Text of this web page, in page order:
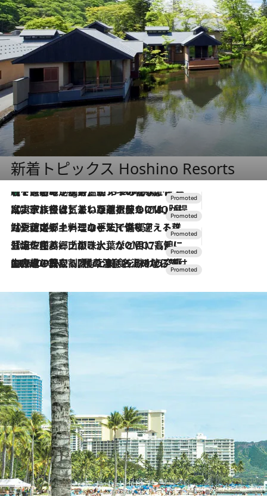
新着トピックス Hoshino Resorts
11 Hours Ago
【トンボの足水浴】ヒノキの香りに包まれて涼感マックス！約13℃の湧水かけ流しを避暑地「星野温泉 トンボの湯」で体験
2026.7.31
【ホテル帰省】という選択肢をOMOが提案。家族とほどよい距離を保つには「昼は実家、夜は気兼ねなくホテルで！」
2026.7.24
【夏限定ディナーコース】旬を迎える稚鮎や花ズッキーニなどをイタリア・トスカーナの郷土料理の手法で満喫！
2026.7.17
「土佐和ハーブかき氷」がOMO7高知に登場！生姜、山椒、大葉など目にも舌にも涼を呼ぶ郷土の味
2026.7.10
NEW OPEN！【界 草津】名湯の地に誕生。趣の異なる2種の温泉と上州ならではの会席・蕎麦割烹など美食を味わう究極の癒やし旅